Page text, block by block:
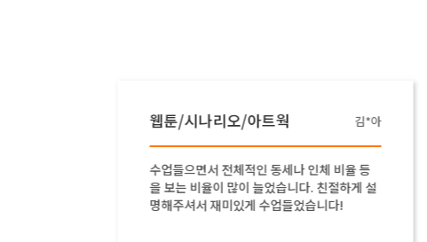
웹툰/시나리오/아트웍 김*아
수업들으면서 전체적인 동세나 인체 비율 등
을 보는 비율이 많이 늘었습니다. 친절하게 설
명해주셔서 재미있게 수업들었습니다!